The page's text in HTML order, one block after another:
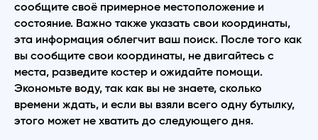
сообщите своё примерное местоположение и
состояние. Важно также указать свои координаты,
эта информация облегчит ваш поиск. После того как
вы сообщите свои координаты, не двигайтесь с
места, разведите костер и ожидайте помощи.
Экономьте воду, так как вы не знаете, сколько
времени ждать, и если вы взяли всего одну бутылку,
этого может не хватить до следующего дня.